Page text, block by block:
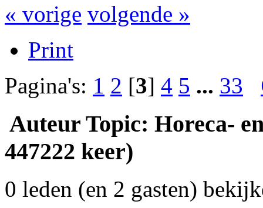
« vorige volgende »
Print
Pagina's: 1 2 [3] 4 5 ... 33
Auteur Topic: Horeca-
447222 keer)
0 leden (en 2 gasten)